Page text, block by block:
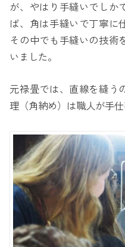
が、やはり手縫いでしか
ば、角は手縫いで丁寧に
その中でも手縫いの技術
いました。
元禄畳では、直線を縫う
理（角納め）は職人が手仕